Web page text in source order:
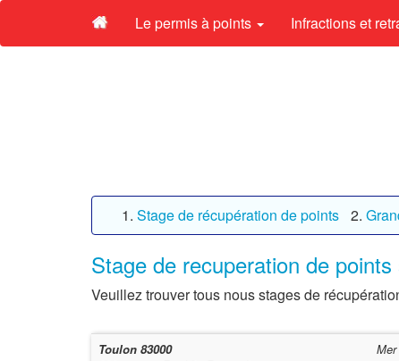
Le permis à points Infractions et
Stage de récupération de points
Stage de recuperation de
Veuillez trouver tous nous stages de
Toulon 83000